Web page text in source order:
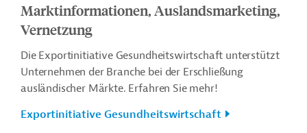
Marktinformationen, Auslandsmarketing,
Vernetzung
Die Exportinitiative Gesundheitswirtschaft unterstützt
Unternehmen der Branche bei der Erschließung
ausländischer Märkte. Erfahren Sie mehr!
Exportinitiative Gesundheitswirtschaft